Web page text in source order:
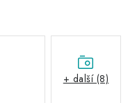
+ další (8)